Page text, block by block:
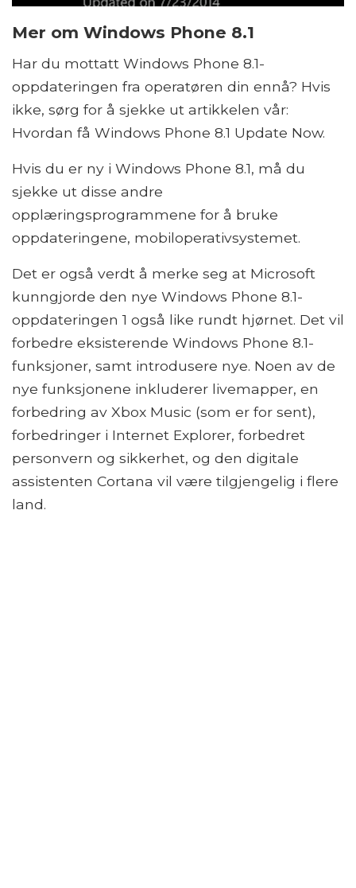
Mer om Windows Phone 8.1
Har du mottatt Windows Phone 8.1-
oppdateringen fra operatøren din ennå? Hvis
ikke, sørg for å sjekke ut artikkelen vår:
Hvordan få Windows Phone 8.1 Update Now.
Hvis du er ny i Windows Phone 8.1, må du
sjekke ut disse andre
opplæringsprogrammene for å bruke
oppdateringene, mobiloperativsystemet.
Det er også verdt å merke seg at Microsoft
kunngjorde den nye Windows Phone 8.1-
oppdateringen 1 også like rundt hjørnet. Det vil
forbedre eksisterende Windows Phone 8.1-
funksjoner, samt introdusere nye. Noen av de
nye funksjonene inkluderer livemapper, en
forbedring av Xbox Music (som er for sent),
forbedringer i Internet Explorer, forbedret
personvern og sikkerhet, og den digitale
assistenten Cortana vil være tilgjengelig i flere
land.